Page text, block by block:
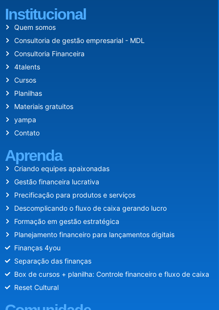
Institucional
Quem somos
Consultoria de gestão empresarial - MDL
Consultoria Financeira
4talents
Cursos
Planilhas
Materiais gratuitos
yampa
Contato
Aprenda
Criando equipes apaixonadas
Gestão financeira lucrativa
Precificação para produtos e serviços
Descomplicando o fluxo de caixa gerando lucro
Formação em gestão estratégica
Planejamento financeiro para lançamentos digitais
Finanças 4you
Separação das finanças
Box de cursos + planilha: Controle financeiro e fluxo de caixa
Reset Cultural